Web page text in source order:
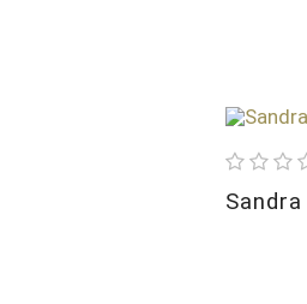
BH
Alter
Sandra